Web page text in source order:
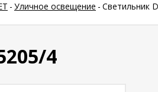
- Уличное освещение - Светильник
4